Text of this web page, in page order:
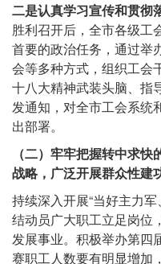
二是认真学习宣传和贯彻
胜利召开后，全市各级工
首要的政治任务，通过举
会等多种方式，组织工会
十八大精神武装头脑、指
发通知，对全市工会系统
出部署。
（二）牢牢把握转中求
战略，广泛开展群众性建
持续深入开展“当好主力军
结动员广大职工立足岗位
发展事业。积极举办第四
赛职工人数要有明显增加